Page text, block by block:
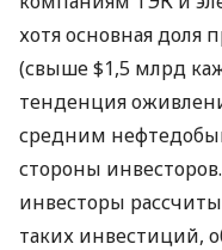
хотя основная доля
(свыше $1,5 млрд
тенденция
средним
стороны
инвесторы
таких инвестиций,